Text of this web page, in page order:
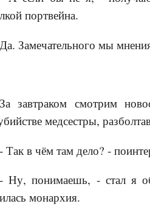
портвейна.
Да. Замечательного мы
За завтраком смотрим
медсестры,
- Так в чём там дело? -
- Ну, понимаешь, - стал я
монархия.